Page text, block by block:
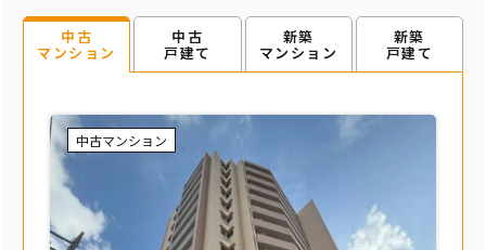
中古
マンション
中古
戸建て
新築
マンション
新築
戸建て
中古マンション